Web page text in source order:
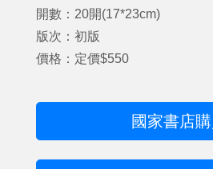
開數：20開(17*23cm)
版次：初版
價格：定價$550
國家書店